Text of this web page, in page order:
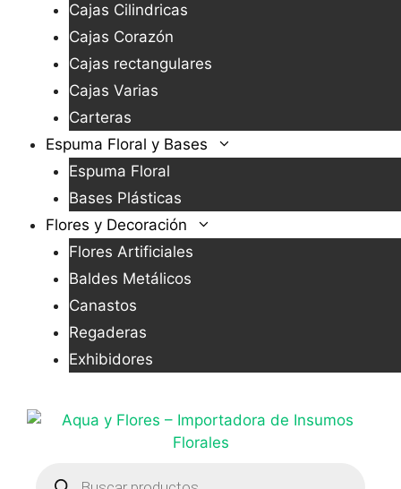
Cajas Cilindricas
Cajas Corazón
Cajas rectangulares
Cajas Varias
Carteras
Espuma Floral y Bases
Espuma Floral
Bases Plásticas
Flores y Decoración
Flores Artificiales
Baldes Metálicos
Canastos
Regaderas
Exhibidores